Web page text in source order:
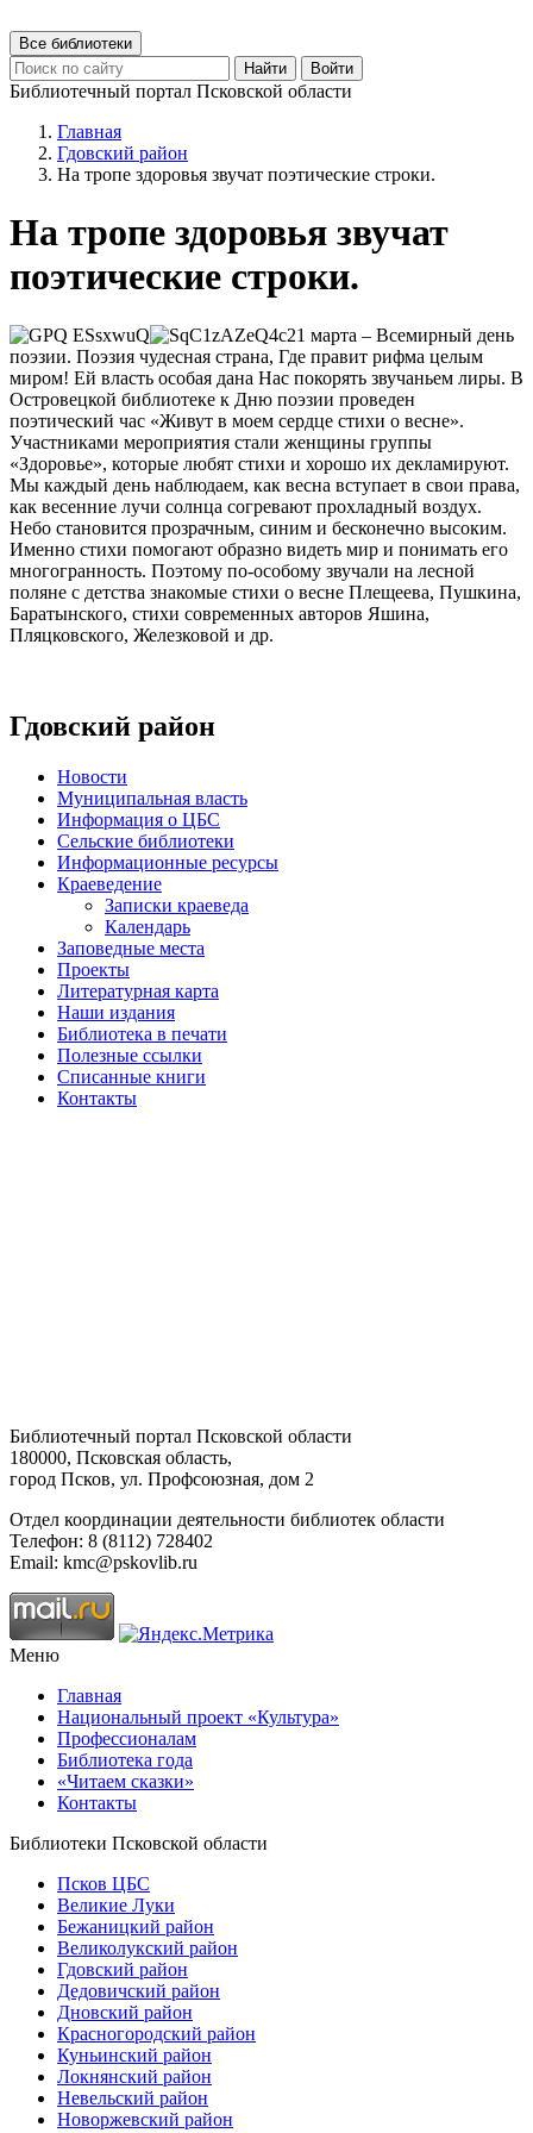
Все библиотеки
Найти
Войти
Библиотечный портал Псковской области
Главная
Гдовский район
На тропе здоровья звучат поэтические строки.
На тропе здоровья звучат
поэтические строки.
21 марта – Всемирный день
поэзии. Поэзия чудесная страна, Где правит рифма целым
миром! Ей власть особая дана Нас покорять звучаньем лиры. В
Островецкой библиотеке к Дню поэзии проведен
поэтический час «Живут в моем сердце стихи о весне».
Участниками мероприятия стали женщины группы
«Здоровье», которые любят стихи и хорошо их декламируют.
Мы каждый день наблюдаем, как весна вступает в свои права,
как весенние лучи солнца согревают прохладный воздух.
Небо становится прозрачным, синим и бесконечно высоким.
Именно стихи помогают образно видеть мир и понимать его
многогранность. Поэтому по-особому звучали на лесной
поляне с детства знакомые стихи о весне Плещеева, Пушкина,
Баратынского, стихи современных авторов Яшина,
Пляцковского, Железковой и др.
Гдовский район
Новости
Муниципальная власть
Информация о ЦБС
Сельские библиотеки
Информационные ресурсы
Краеведение
Записки краеведа
Календарь
Заповедные места
Проекты
Литературная карта
Наши издания
Библиотека в печати
Полезные ссылки
Списанные книги
Контакты
Библиотечный портал Псковской области
180000, Псковская область,
город Псков, ул. Профсоюзная, дом 2
Отдел координации деятельности библиотек области
Телефон: 8 (8112) 728402
Email: kmc@pskovlib.ru
Меню
Главная
Национальный проект «Культура»
Профессионалам
Библиотека года
«Читаем сказки»
Контакты
Библиотеки Псковской области
Псков ЦБС
Великие Луки
Бежаницкий район
Великолукский район
Гдовский район
Дедовичский район
Дновский район
Красногородский район
Куньинский район
Локнянский район
Невельский район
Новоржевский район